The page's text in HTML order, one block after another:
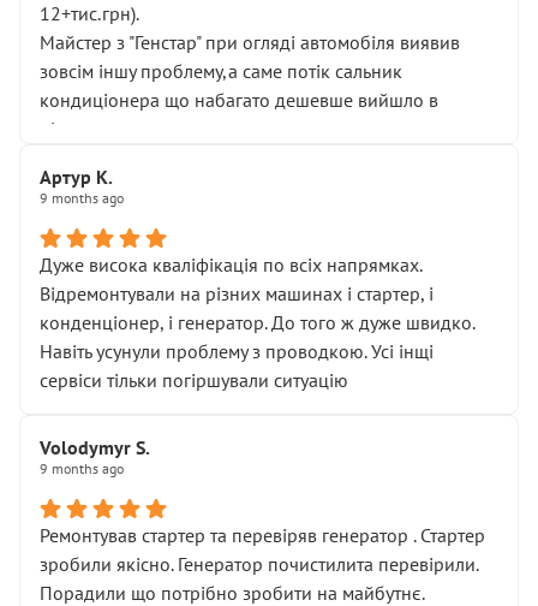
12+тис.грн).
Майстер з "Генстар" при огляді автомобіля виявив
зовсім іншу проблему,а саме потік сальник
кондиціонера що набагато дешевше вийшло в
підсумку.
Артур К.
9 months ago
Дуже висока кваліфікація по всіх напрямках.
Відремонтували на різних машинах і стартер, і
конденціонер, і генератор. До того ж дуже швидко.
Навіть усунули проблему з проводкою. Усі інщі
сервіси тільки погіршували ситуацію
Volodymyr S.
9 months ago
Ремонтував стартер та перевіряв генератор . Стартер
зробили якісно. Генератор почистилита перевірили.
Порадили що потрібно зробити на майбутнє.